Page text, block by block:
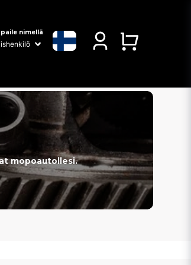
nimellä
mopoautollesi.